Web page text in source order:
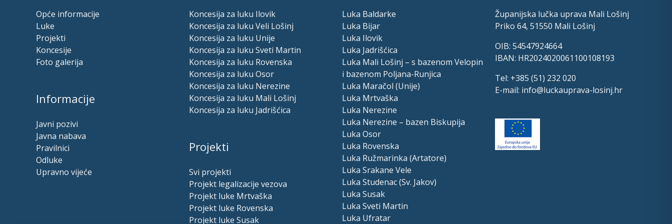
Opće informacije
Luke
Projekti
Koncesije
Foto galerija
Informacije
Javni pozivi
Javna nabava
Pravilnici
Odluke
Upravno vijeće
Koncesija za luku Ilovik
Koncesija za luku Veli Lošinj
Koncesija za luku Unije
Koncesija za luku Sveti Martin
Koncesija za luku Rovenska
Koncesija za luku Osor
Koncesija za luku Nerezine
Koncesija za luku Mali Lošinj
Koncesija za luku Jadrišćica
Projekti
Svi projekti
Projekt legalizacije vezova
Projekt luke Mrtvaška
Projekt luke Rovenska
Projekt luke Susak
Luka Baldarke
Luka Bijar
Luka Ilovik
Luka Jadrišćica
Luka Mali Lošinj – s bazenom Velopin
i bazenom Poljana-Runjica
Luka Maračol (Unije)
Luka Mrtvaška
Luka Nerezine
Luka Nerezine – bazen Biskupija
Luka Osor
Luka Rovenska
Luka Ružmarinka (Artatore)
Luka Srakane Vele
Luka Studenac (Sv. Jakov)
Luka Susak
Luka Sveti Martin
Luka Ufratar
Županijska lučka uprava Mali Lošinj
Priko 64, 51550 Mali Lošinj
OIB: 54547924664
IBAN: HR2024020061100108193
Tel: +385 (51) 232 020
E-mail: info@luckauprava-losinj.hr